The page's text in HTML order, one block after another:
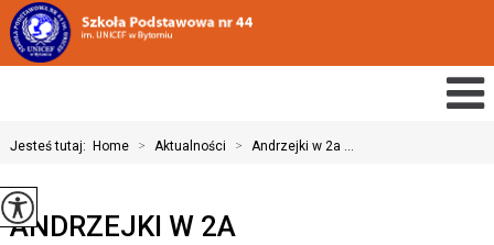
Jesteś tutaj: Home > Aktualności > Andrzejki w 2a ...
ANDRZEJKI W 2A